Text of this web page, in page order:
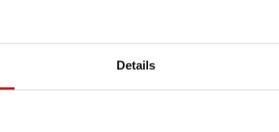
Details
Radsportwettbewerbe ins Leben
zu einem bedeutenden Event
wir es zu verdanken, dass diese Rennen
sei in der heutigen Zeit
Für TMP hat man aber eine Ausnahme